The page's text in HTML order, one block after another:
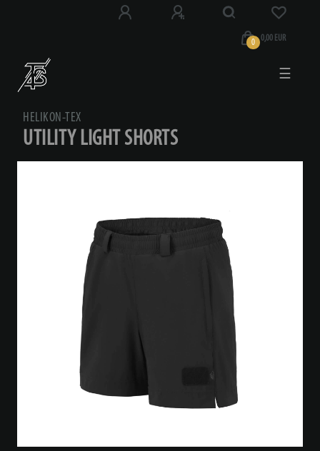
0 0,00 EUR
☰
HELIKON-TEX
UTILITY LIGHT SHORTS